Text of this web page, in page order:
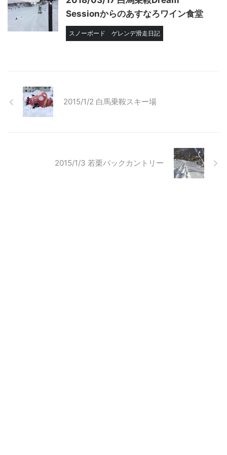
Sessionからのあすなろワイン食堂
スノーボード ゲレンデ滑走日記
2015/1/2 白馬乗鞍スキー場
2015/1/3 若栗バックカントリー